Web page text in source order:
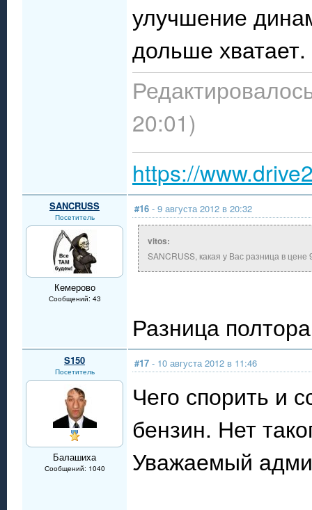
улучшение
дольше хватает.
20:01)
https://
SANCRUSS
Посетитель
Кемерово
Сообщений: 43
#16 - 9 августа 2012 в 20:32
vitos:
SANCRUSS, какая у Вас разница в цене
Разница
S150
Посетитель
Балашиха
Сообщений: 1040
#17 - 10 августа 2012 в 11:46
Чего спорить и
бензин. Нет
Уважаемый